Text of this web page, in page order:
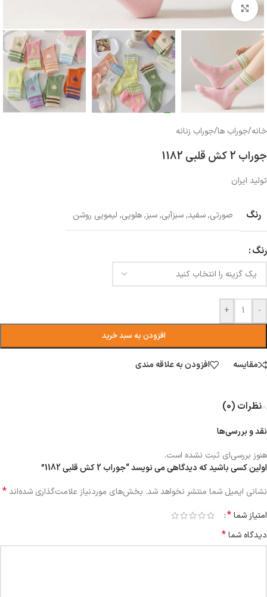
بزرگنمایی تصویر
خانه/جوراب ها/جوراب زنانه
جوراب 2 کش قلبی 1182
تولید ایران
رنگ صورتی,سفید,سبزآبی,سبز,هلویی, لیمویی روشن
رنگ
-
+
افزودن به سبد خرید
مقایسه افزودن به علاقه مندی
نظرات (0)
نقد و بررسی‌ها
هنوز بررسی‌ای ثبت نشده است.
اولین کسی باشید که دیدگاهی می نویسد “جوراب 2 کش قلبی 1182”
نشانی ایمیل شما منتشر نخواهد شد. بخش‌های موردنیاز علامت‌گذاری شده‌اند*
امتیاز شما*
دیدگاه شما*